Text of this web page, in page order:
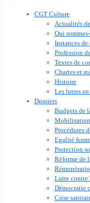
CGT Culture
Actualités
Qui
Instances
Profession
Textes de
Chartes et
Histoire
Les luttes
Dossiers
Budgets de
Procédures
Egalité
Protection
Réforme de
Lutte contre
Démocratie
Crise